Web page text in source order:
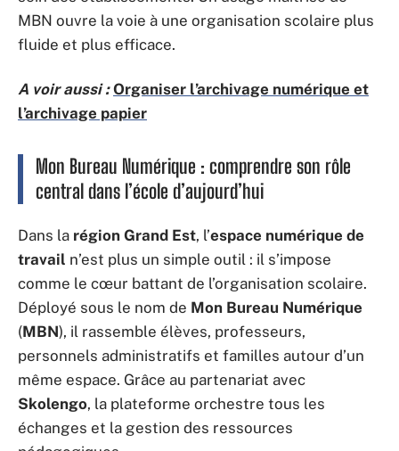
MBN ouvre la voie à une organisation scolaire plus
fluide et plus efficace.
A voir aussi : Organiser l’archivage numérique et
l’archivage papier
Mon Bureau Numérique : comprendre son rôle
central dans l’école d’aujourd’hui
Dans la région Grand Est, l’espace numérique de
travail n’est plus un simple outil : il s’impose
comme le cœur battant de l’organisation scolaire.
Déployé sous le nom de Mon Bureau Numérique
(MBN), il rassemble élèves, professeurs,
personnels administratifs et familles autour d’un
même espace. Grâce au partenariat avec
Skolengo, la plateforme orchestre tous les
échanges et la gestion des ressources